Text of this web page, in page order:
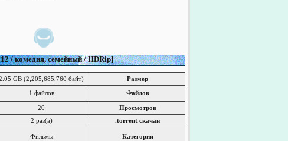
/ комедия, семейный / HDRip]
GB (2,205,685,760 байт) Размер
1 файлов Файлов
20
Просмотров
2 раз(a)
.torrent скачан
Фильмы Категория